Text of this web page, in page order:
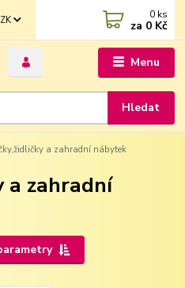
Menu
Hledat
0 ks
za 0 Kč
a zahradní nábytek
a zahradní